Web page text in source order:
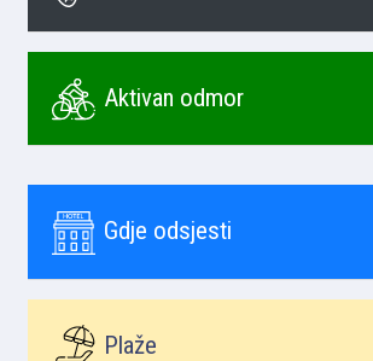
Aktivan odmor
Gdje odsjesti
Plaže